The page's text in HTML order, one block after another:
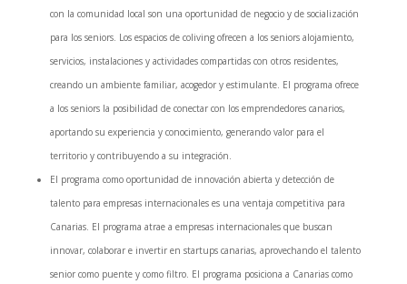
con la comunidad local son una oportunidad de negocio y de socialización
para los seniors. Los espacios de coliving ofrecen a los seniors alojamiento,
servicios, instalaciones y actividades compartidas con otros residentes,
creando un ambiente familiar, acogedor y estimulante. El programa ofrece
a los seniors la posibilidad de conectar con los emprendedores canarios,
aportando su experiencia y conocimiento, generando valor para el
territorio y contribuyendo a su integración.
El programa como oportunidad de innovación abierta y detección de
talento para empresas internacionales es una ventaja competitiva para
Canarias. El programa atrae a empresas internacionales que buscan
innovar, colaborar e invertir en startups canarias, aprovechando el talento
senior como puente y como filtro. El programa posiciona a Canarias como